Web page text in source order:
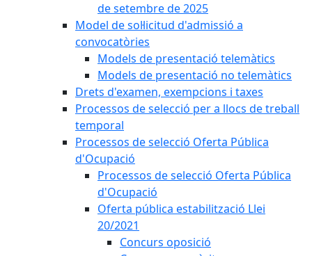
de setembre de 2025
Model de sol·licitud d'admissió a
convocatòries
Models de presentació telemàtics
Models de presentació no telemàtics
Drets d'examen, exempcions i taxes
Processos de selecció per a llocs de treball
temporal
Processos de selecció Oferta Pública
d'Ocupació
Processos de selecció Oferta Pública
d'Ocupació
Oferta pública estabilització Llei
20/2021
Concurs oposició